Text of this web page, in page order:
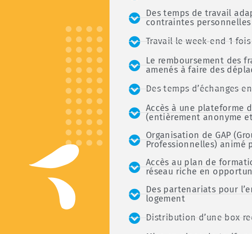
Des temps de travail
contraintes personnelles
Travail le week-end 1
Le remboursement des
amenés à faire des
Des temps d’échanges
Accès à une plateforme
(entièrement anonyme
Organisation de GAP
Professionnelles) animé
Accès au plan de
réseau riche en
Des partenariats pour
logement
Distribution d’une box